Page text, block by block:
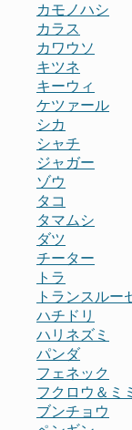
カモノハシ
カラス
カワウソ
キツネ
キーウィ
ケツァール
シカ
シャチ
ジャガー
ゾウ
タコ
タマムシ
ダツ
チーター
トラ
トランスルー
ハチドリ
ハリネズミ
パンダ
フェネック
フクロウ＆ミ
ブンチョウ